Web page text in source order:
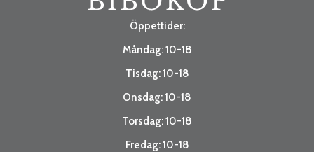
Öppettider:
Måndag: 10-18
Tisdag: 10-18
Onsdag: 10-18
Torsdag: 10-18
Fredag: 10-18